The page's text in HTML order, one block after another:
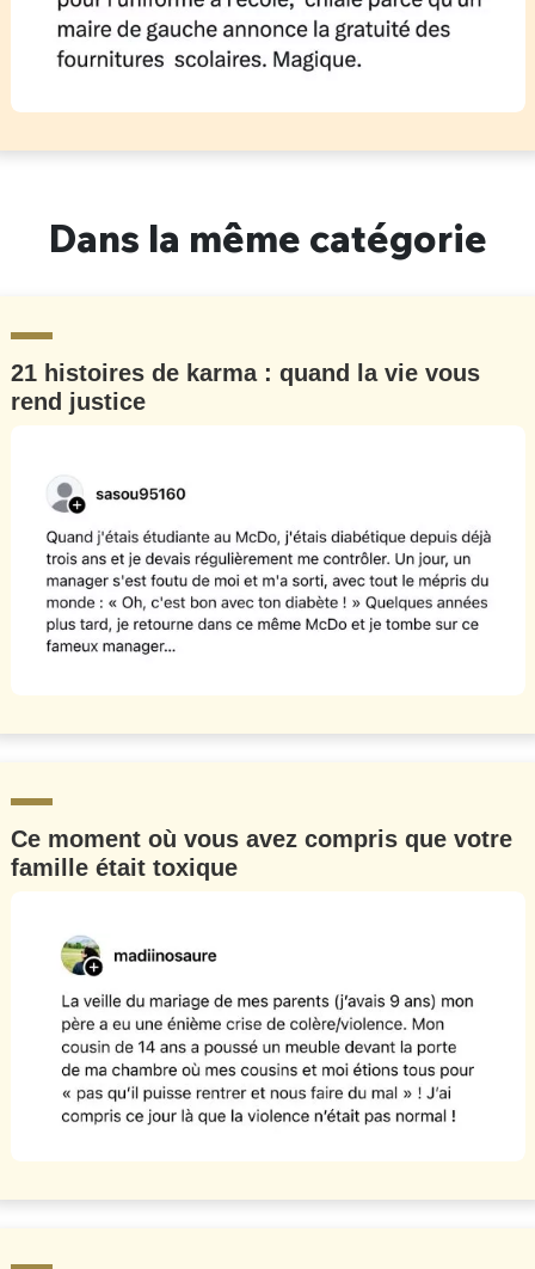
Dans la même catégorie
21 histoires de karma : quand la vie vous
rend justice
Ce moment où vous avez compris que votre
famille était toxique